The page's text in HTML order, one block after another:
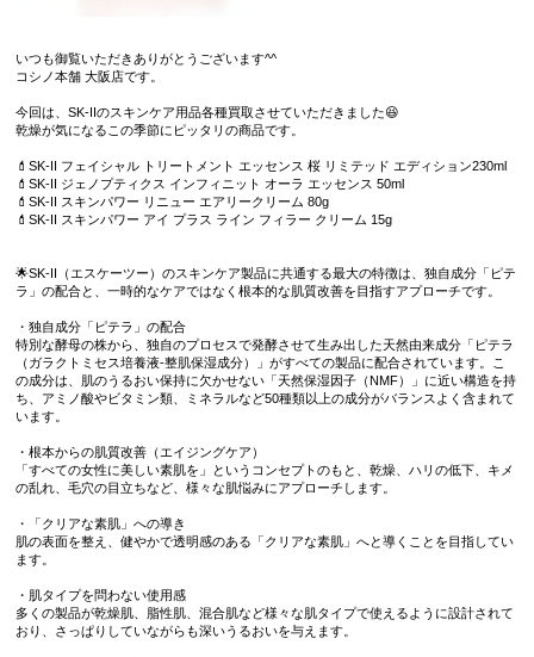
いつも御覧いただきありがとうございます^^
コシノ本舗 大阪店です。
今回は、SK-IIのスキンケア用品各種買取させていただきました😆
乾燥が気になるこの季節にピッタリの商品です。
💄SK-II フェイシャル トリートメント エッセンス 桜 リミテッド エディション230ml
💄SK-II ジェノプティクス インフィニット オーラ エッセンス 50ml
💄SK-II スキンパワー リニュー エアリークリーム 80g
💄SK-II スキンパワー アイ プラス ライン フィラー クリーム 15g
🌟SK-II（エスケーツー）のスキンケア製品に共通する最大の特徴は、独自成分「ピテ
ラ」の配合と、一時的なケアではなく根本的な肌質改善を目指すアプローチです。
・独自成分「ピテラ」の配合
特別な酵母の株から、独自のプロセスで発酵させて生み出した天然由来成分「ピテラ
（ガラクトミセス培養液-整肌保湿成分）」がすべての製品に配合されています。こ
の成分は、肌のうるおい保持に欠かせない「天然保湿因子（NMF）」に近い構造を持
ち、アミノ酸やビタミン類、ミネラルなど50種類以上の成分がバランスよく含まれて
います。
・根本からの肌質改善（エイジングケア）
「すべての女性に美しい素肌を」というコンセプトのもと、乾燥、ハリの低下、キメ
の乱れ、毛穴の目立ちなど、様々な肌悩みにアプローチします。
・「クリアな素肌」への導き
肌の表面を整え、健やかで透明感のある「クリアな素肌」へと導くことを目指してい
ます。
・肌タイプを問わない使用感
多くの製品が乾燥肌、脂性肌、混合肌など様々な肌タイプで使えるように設計されて
おり、さっぱりしていながらも深いうるおいを与えます。